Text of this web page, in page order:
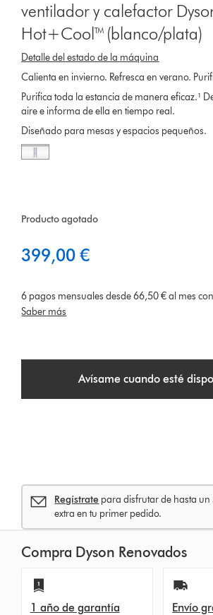
Producto agotado
399,00 €
6 pagos mensuales desde 66,50 € al mes
Saber más
Avísame cuando esté
Regístrate para disfrutar de hasta un
extra en tu primer pedido.
ventilador y calefactor
Hot+Cool™ (blanco/plata)
Detalle del estado de la máquina
Calienta en invierno. Refresca en verano.
Purifica toda la estancia de manera eficaz.¹
aire e informa de ella en tiempo real.
Diseñado para mesas y espacios pequeños.
Compra Dyson Renovados
1 año de garantía
Envío